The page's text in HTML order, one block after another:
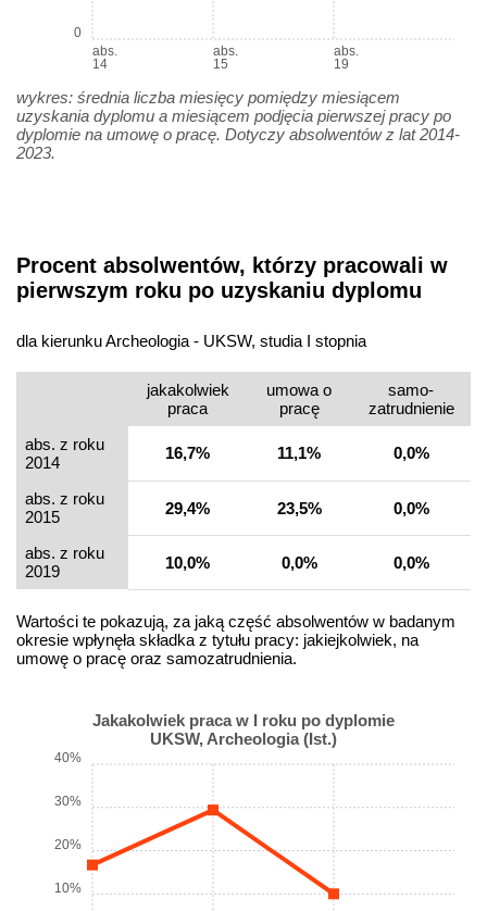
abs.
14
abs.
15
abs.
19
0
wykres: średnia liczba miesięcy pomiędzy miesiącem
uzyskania dyplomu a miesiącem podjęcia pierwszej pracy po
dyplomie na umowę o pracę. Dotyczy absolwentów z lat 2014-
2023.
Procent absolwentów, którzy pracowali w
pierwszym roku po uzyskaniu dyplomu
dla kierunku Archeologia - UKSW, studia I stopnia
jakakolwiek
praca
umowa o
pracę
samo­
zatrudnienie
abs. z roku
2014
16,7% 11,1% 0,0%
abs. z roku
2015
29,4% 23,5% 0,0%
abs. z roku
2019
10,0% 0,0% 0,0%
Wartości te pokazują, za jaką część absolwentów w badanym
okresie wpłynęła składka z tytułu pracy: jakiejkolwiek, na
umowę o pracę oraz samozatrudnienia.
Jakakolwiek praca w I roku po dyplomie
UKSW, Archeologia (Ist.)
10%
20%
30%
40%